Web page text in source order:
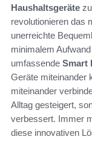
Haushaltsgeräte
revolutionieren das
unerreichte
minimalem
umfassende Smart
Geräte miteinander
miteinander
Alltag gesteigert,
verbessert. Immer
diese innovativen